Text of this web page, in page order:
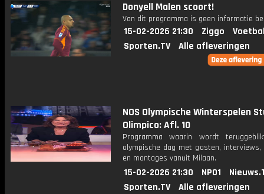
Donyell Malen scoort!
Van dit programma is geen informatie
15-02-2026 21:30 Ziggo
Sporten.TV
Alle afleveringen
NOS Olympische Winterspelen
Olimpico: Afl. 10
Programma waarin wordt
olympische dag met gasten,
en montages vanuit Milaan.
15-02-2026 21:30 NPO1
Sporten.TV
Alle afleveringen